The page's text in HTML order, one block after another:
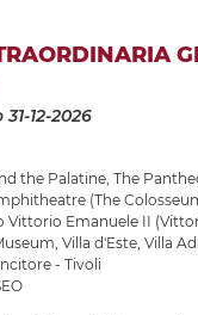
31-12-2026
the Palatine, The
(The
Vittorio Emanuele II
, Villa d'Este, Villa
- Tivoli